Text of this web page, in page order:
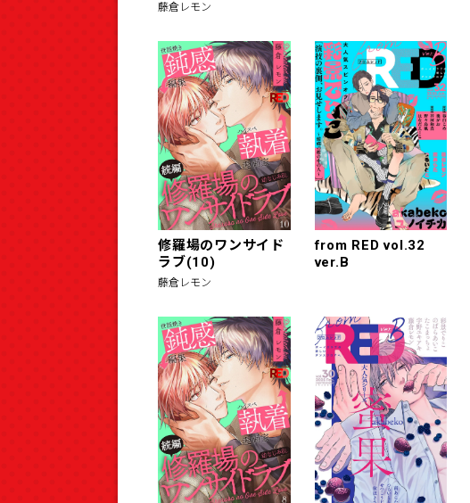
藤倉レモン
修羅場のワンサイド
ラブ(10)
藤倉レモン
from RED vol.32
ver.B